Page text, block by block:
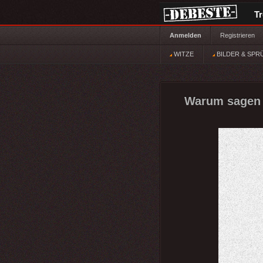
Anmelden Registrieren
WITZE BILDER &
Warum